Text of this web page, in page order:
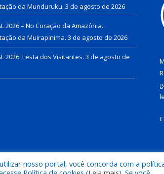
da Munduruku. 3 de agosto de 2026
2026 – No Coração da Amazônia.
da Muirapinima. 3 de agosto de 2026
2026: Festa dos Visitantes. 3 de agosto de
Mapa do Site
nosso portal, você concorda com a